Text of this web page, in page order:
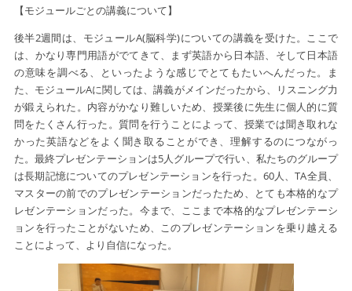
【モジュールごとの講義について】
後半2週間は、モジュールA(脳科学)についての講義を受けた。ここで
は、かなり専門用語がでてきて、まず英語から日本語、そして日本語
の意味を調べる、といったような感じでとてもたいへんだった。ま
た、モジュールAに関しては、講義がメインだったから、リスニング力
が鍛えられた。内容がかなり難しいため、授業後に先生に個人的に質
問をたくさん行った。質問を行うことによって、授業では聞き取れな
かった英語などをよく聞き取ることができ、理解するのにつながっ
た。最終プレゼンテーションは5人グループで行い、私たちのグループ
は長期記憶についてのプレゼンテーションを行った。60人、TA全員、
マスターの前でのプレゼンテーションだったため、とても本格的なプ
レゼンテーションだった。今まで、ここまで本格的なプレゼンテーシ
ョンを行ったことがないため、このプレゼンテーションを乗り越える
ことによって、より自信になった。